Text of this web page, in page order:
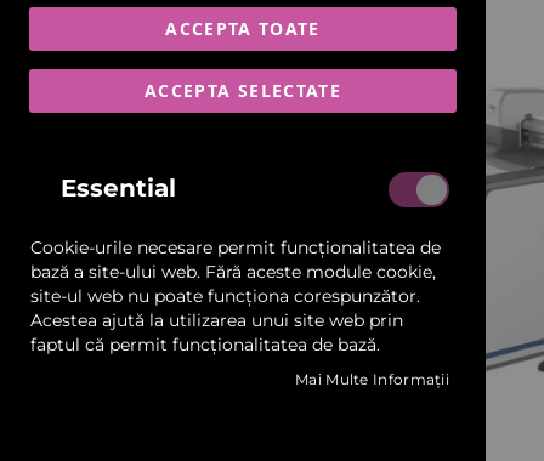
Materiale Flexibile
Materiale Rigide-Plăci
LED și Transformatoare
Prelate, Copertine și Obloane
the
end
the
images
ACCEPTA SELECTATE
ACCEPTA TOATE
Essential
Cookie-urile necesare permit funcționalitatea de
bază a site-ului web. Fără aceste module cookie,
site-ul web nu poate funcționa corespunzător.
Acestea ajută la utilizarea unui site web prin
faptul că permit funcționalitatea de bază.
Mai Multe Informații